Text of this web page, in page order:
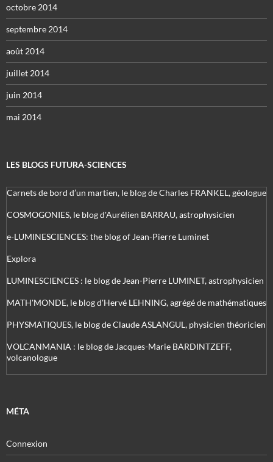
octobre 2014
septembre 2014
août 2014
juillet 2014
juin 2014
mai 2014
LES BLOGS FUTURA-SCIENCES
Carnets de bord d’un martien, le blog de Charles FRANKEL, géologue
COSMOGONIES, le blog d'Aurélien BARRAU, astrophysicien
e-LUMINESCIENCES: the blog of Jean-Pierre Luminet
Explora
LUMINESCIENCES : le blog de Jean-Pierre LUMINET, astrophysicien
MATH'MONDE, le blog d'Hervé LEHNING, agrégé de mathématiques
PHYSMATIQUES, le blog de Claude ASLANGUL, physicien théoricien
VOLCANMANIA : le blog de Jacques-Marie BARDINTZEFF,
volcanologue
MÉTA
Connexion